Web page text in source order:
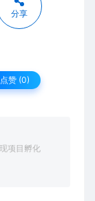
分享
点赞 (0)
项目孵化